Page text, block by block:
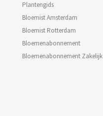
Plantengids
Bloemist Amsterdam
Bloemist Rotterdam
Bloemenabonnement
Bloemenabonnement Zakelijk